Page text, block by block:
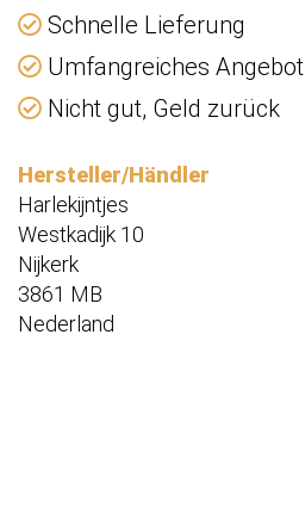
Schnelle Lieferung
Umfangreiches Angebot
Nicht gut, Geld zurück
Hersteller/Händler
Harlekijntjes
Westkadijk 10
Nijkerk
3861 MB
Nederland